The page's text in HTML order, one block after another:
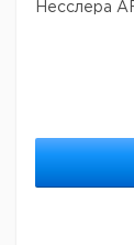
Несслера